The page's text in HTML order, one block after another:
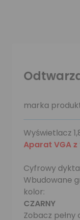
marka
Wyświetlacz
Aparat VGA
Cyfrowy
Wbudowane
kolor:
CZARNY
Zobacz